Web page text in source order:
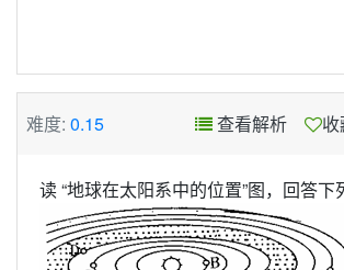
难度: 0.15 查看解析
读 “地球在太阳系中的位置”图，回答下